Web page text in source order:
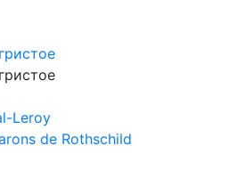
Leroy
de Rothschild